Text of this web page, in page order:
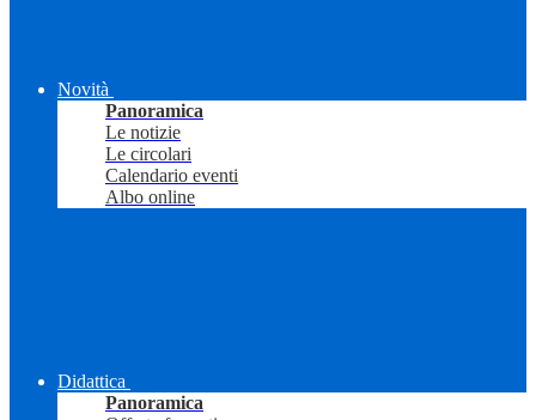
Novità
Panoramica
Le notizie
Le circolari
Calendario eventi
Albo online
Didattica
Panoramica